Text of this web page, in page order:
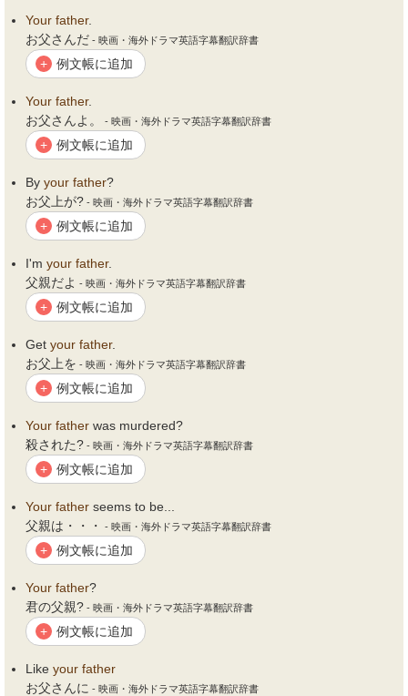
Your father.
お父さんだ - 映画・海外ドラマ英語字幕翻訳辞書
+ 例文帳に追加
Your father.
お父さんよ。
- 映画・海外ドラマ英語字幕翻訳辞書
+ 例文帳に追加
By your father?
お父上が? - 映画・海外ドラマ英語字幕翻訳辞書
+ 例文帳に追加
I'm your father.
父親だよ - 映画・海外ドラマ英語字幕翻訳辞書
+ 例文帳に追加
Get your father.
お父上を - 映画・海外ドラマ英語字幕翻訳辞書
+ 例文帳に追加
Your father was murdered?
殺された? - 映画・海外ドラマ英語字幕翻訳辞書
+ 例文帳に追加
Your father seems to be...
父親は・・・
- 映画・海外ドラマ英語字幕翻訳辞書
+ 例文帳に追加
Your father?
君の父親? - 映画・海外ドラマ英語字幕翻訳辞書
+ 例文帳に追加
Like your father
お父さんに - 映画・海外ドラマ英語字幕翻訳辞書